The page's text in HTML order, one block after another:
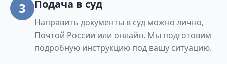
3 Подача в суд
Направить документы в суд можно лично,
Почтой России или онлайн. Мы подготовим
подробную инструкцию под вашу ситуацию.